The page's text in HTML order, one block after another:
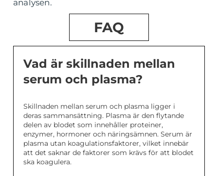
analysen.
FAQ
Vad är skillnaden mellan
serum och plasma?
Skillnaden mellan serum och plasma ligger i
deras sammansättning. Plasma är den flytande
delen av blodet som innehåller proteiner,
enzymer, hormoner och näringsämnen. Serum är
plasma utan koagulationsfaktorer, vilket innebär
att det saknar de faktorer som krävs för att blodet
ska koagulera.